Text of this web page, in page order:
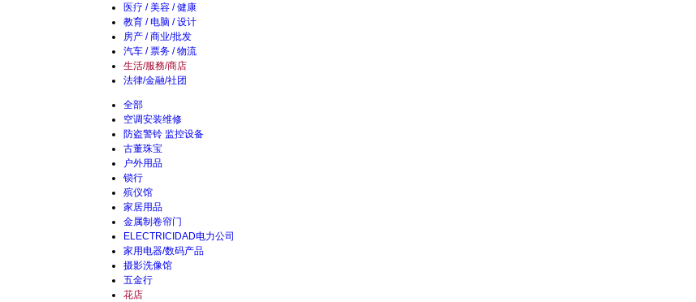
医疗 / 美容 / 健康
教育 / 电脑 / 设计
房产 / 商业/批发
汽车 / 票务 / 物流
生活/服務/商店
法律/金融/社团
全部
空调安装维修
防盗警铃 监控设备
古董珠宝
户外用品
锁行
殡仪馆
家居用品
金属制卷帘门
ELECTRICIDAD电力公司
家用电器/数码产品
摄影洗像馆
五金行
花店